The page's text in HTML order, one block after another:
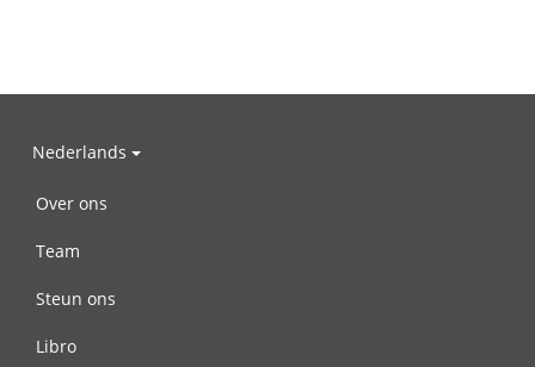
Nederlands
Over ons
Team
Steun ons
Libro